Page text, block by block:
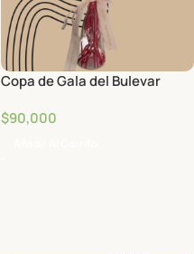
Copa de Gala del Bulevar
$90,000